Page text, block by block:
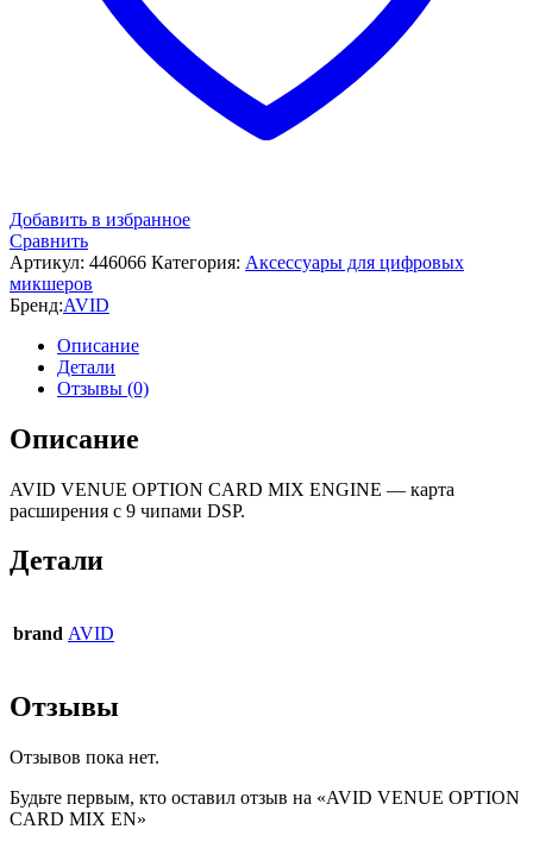
Добавить в избранное
Сравнить
Артикул: 446066 Категория: Аксессуары для цифровых
микшеров
Бренд:AVID
Описание
Детали
Отзывы (0)
Описание
AVID VENUE OPTION CARD MIX ENGINE — карта
расширения с 9 чипами DSP.
Детали
brand AVID
Отзывы
Отзывов пока нет.
Будьте первым, кто оставил отзыв на «AVID VENUE OPTION
CARD MIX EN»